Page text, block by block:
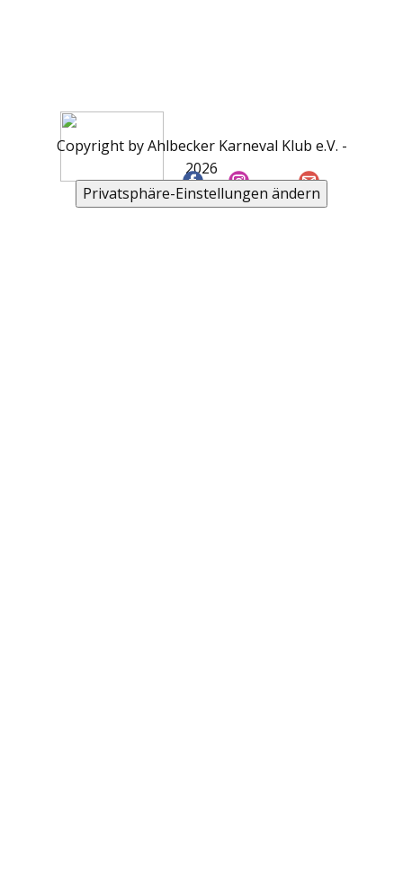
Copyright by Ahlbecker Karneval Klub e.V. -
2026
Privatsphäre-Einstellungen ändern